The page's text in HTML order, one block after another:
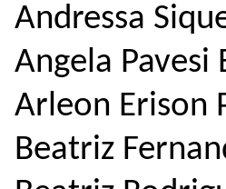
Andressa
Angela Pavesi
Arleon Erison
Beatriz